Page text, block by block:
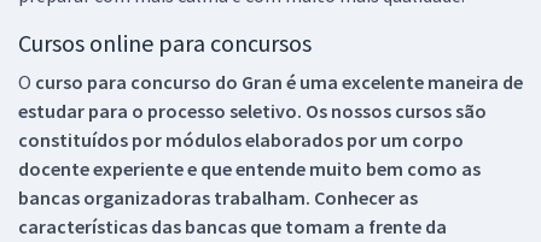
Cursos online para concursos
O curso para concurso do Gran é uma excelente maneira de
estudar para o processo seletivo. Os nossos cursos são
constituídos por módulos elaborados por um corpo
docente experiente e que entende muito bem como as
bancas organizadoras trabalham. Conhecer as
características das bancas que tomam a frente da